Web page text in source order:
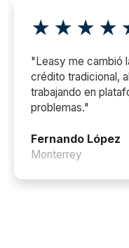
"Leasy me cambió
crédito tradicional,
trabajando en
problemas."
Fernando López
Monterrey